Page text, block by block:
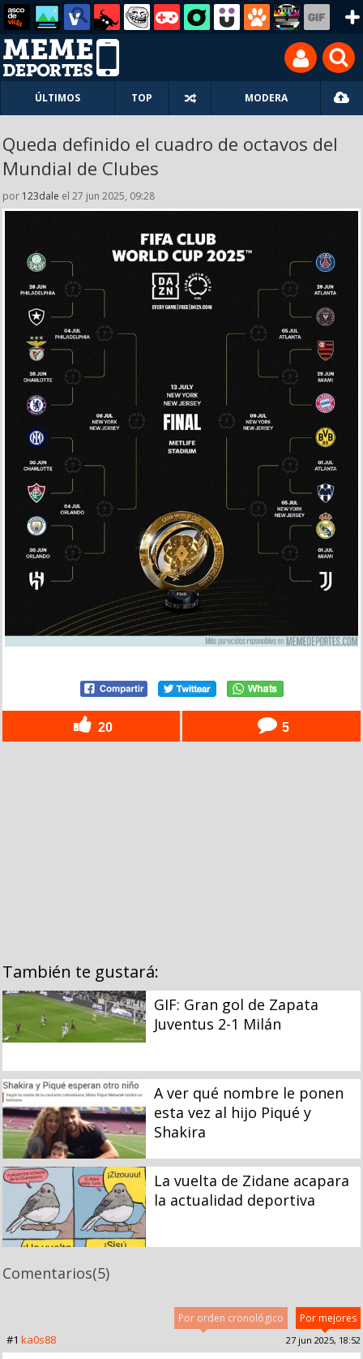
ÚLTIMOS TOP MODERA
Queda definido el cuadro de octavos del
Mundial de Clubes
por 123dale el 27 jun 2025, 09:28
20 5
También te gustará:
GIF: Gran gol de Zapata
Juventus 2-1 Milán
A ver qué nombre le ponen
esta vez al hijo Piqué y
Shakira
La vuelta de Zidane acapara
la actualidad deportiva
Comentarios(5)
Por mejores
Por orden cronológico
#1 ka0s88 27 jun 2025, 18:52